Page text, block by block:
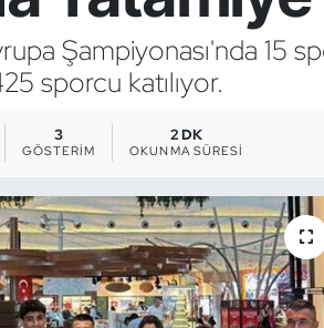
Şampiyonası'nda 15
sporcu katılıyor.
3
GÖSTERIM
2 DK
OKUNMA SÜRESI